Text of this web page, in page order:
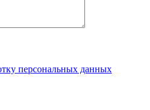
персональных данных